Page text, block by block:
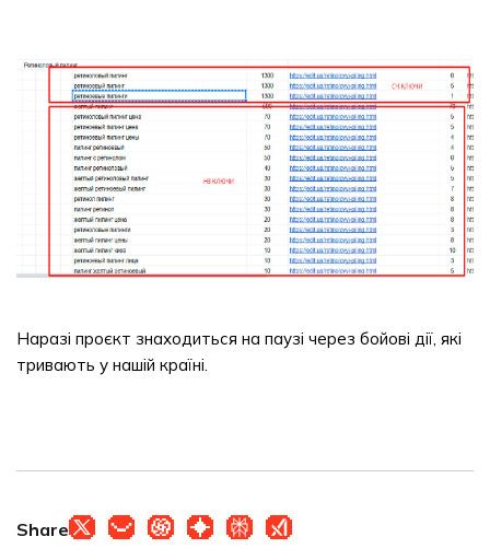
Наразі проєкт знаходиться на паузі через бойові дії, які
тривають у нашій країні.
Share